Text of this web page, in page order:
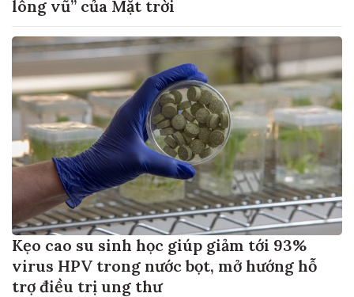
lông vũ” của Mặt trời
Kẹo cao su sinh học giúp giảm tới 93%
virus HPV trong nước bọt, mở hướng hỗ
trợ điều trị ung thư